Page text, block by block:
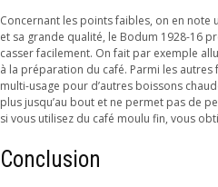
Concernant les points faibles, on en note
et sa grande qualité, le Bodum 1928-16
casser facilement. On fait par exemple
à la préparation du café. Parmi les autres
multi-usage pour d’autres boissons
plus jusqu’au bout et ne permet pas de
si vous utilisez du café moulu fin, vous
Conclusion